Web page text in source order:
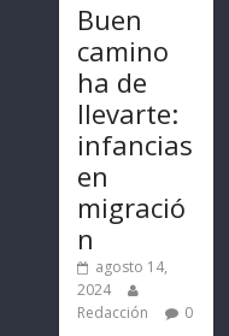
Buen
camino
ha de
llevarte:
infancias
en
migració
n
agosto 14,
2024
Redacción
0